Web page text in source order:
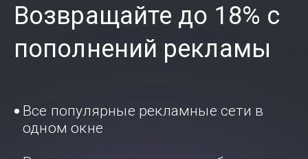
Возвращайте до 18% с
пополнений рекламы
Все популярные рекламные сети в
одном окне